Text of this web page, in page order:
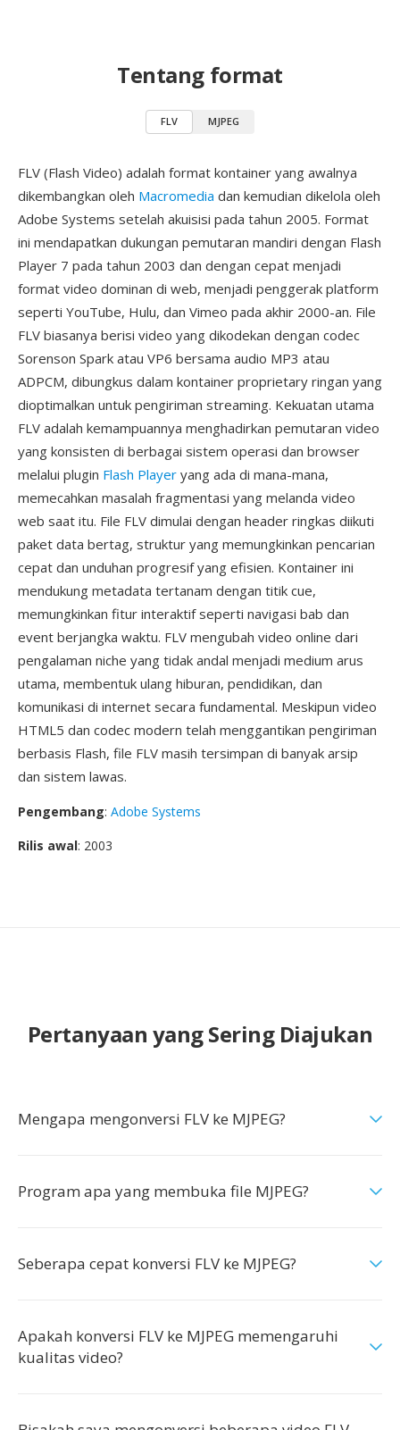
Tentang format
FLV MJPEG
FLV (Flash Video) adalah format kontainer yang awalnya
dikembangkan oleh Macromedia dan kemudian dikelola oleh
Adobe Systems setelah akuisisi pada tahun 2005. Format
ini mendapatkan dukungan pemutaran mandiri dengan Flash
Player 7 pada tahun 2003 dan dengan cepat menjadi
format video dominan di web, menjadi penggerak platform
seperti YouTube, Hulu, dan Vimeo pada akhir 2000-an. File
FLV biasanya berisi video yang dikodekan dengan codec
Sorenson Spark atau VP6 bersama audio MP3 atau
ADPCM, dibungkus dalam kontainer proprietary ringan yang
dioptimalkan untuk pengiriman streaming. Kekuatan utama
FLV adalah kemampuannya menghadirkan pemutaran video
yang konsisten di berbagai sistem operasi dan browser
melalui plugin Flash Player yang ada di mana-mana,
memecahkan masalah fragmentasi yang melanda video
web saat itu. File FLV dimulai dengan header ringkas diikuti
paket data bertag, struktur yang memungkinkan pencarian
cepat dan unduhan progresif yang efisien. Kontainer ini
mendukung metadata tertanam dengan titik cue,
memungkinkan fitur interaktif seperti navigasi bab dan
event berjangka waktu. FLV mengubah video online dari
pengalaman niche yang tidak andal menjadi medium arus
utama, membentuk ulang hiburan, pendidikan, dan
komunikasi di internet secara fundamental. Meskipun video
HTML5 dan codec modern telah menggantikan pengiriman
berbasis Flash, file FLV masih tersimpan di banyak arsip
dan sistem lawas.
Pengembang: Adobe Systems
Rilis awal: 2003
Pertanyaan yang Sering Diajukan
Mengapa mengonversi FLV ke MJPEG?
Program apa yang membuka file MJPEG?
Seberapa cepat konversi FLV ke MJPEG?
Apakah konversi FLV ke MJPEG memengaruhi
kualitas video?